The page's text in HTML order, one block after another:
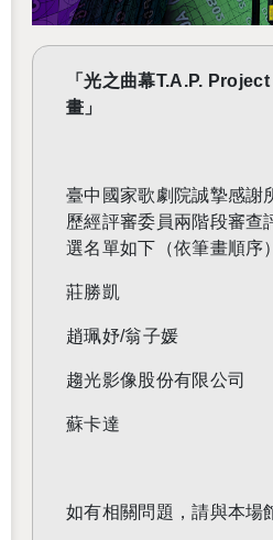
「光之曲幕T.A.P.
畫」
臺中國家歌劇院誠摯感謝
歷經評審委員兩階段審查
選名單如下（依筆畫順序
莊勝凱
趙珮妤/翁子媛
趨光影像股份有限公司
蘇卡達
如有相關問題，請與本場